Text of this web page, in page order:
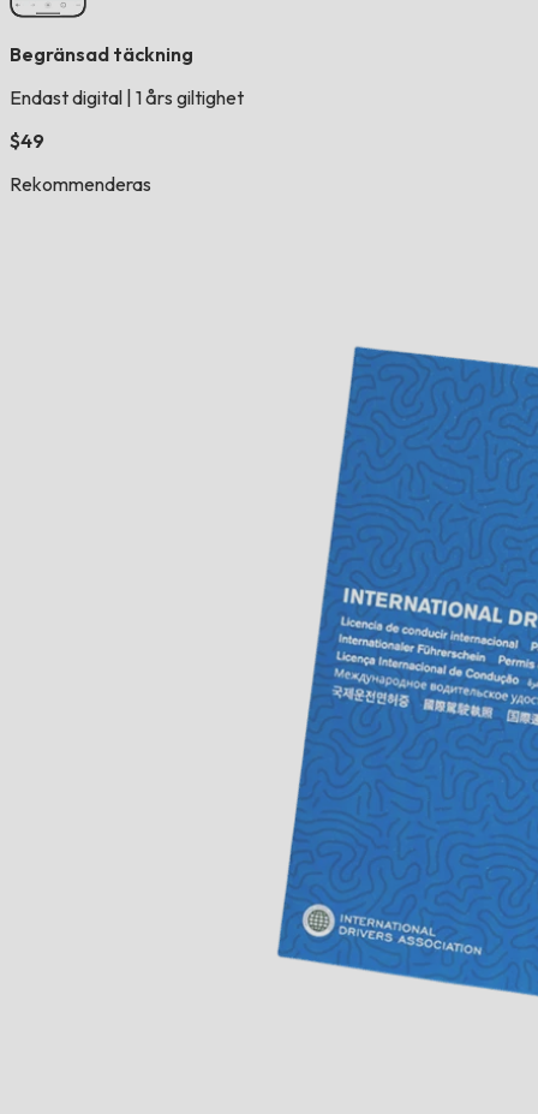
Begränsad täckning
Endast digital 1 års giltighet
$49
Rekommenderas